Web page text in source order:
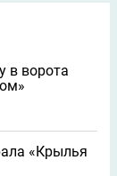
в ворота
«Крылья